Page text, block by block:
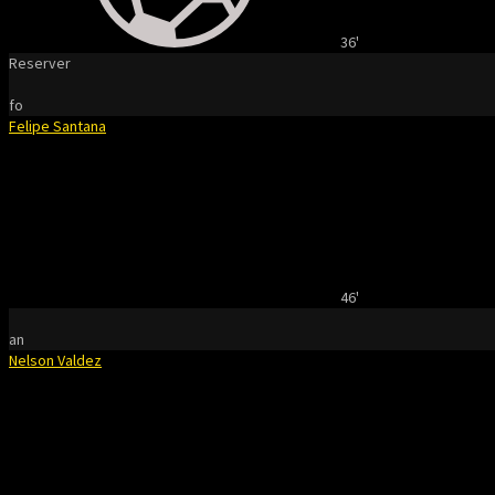
36'
Reserver
fo
Felipe Santana
46'
an
Nelson Valdez